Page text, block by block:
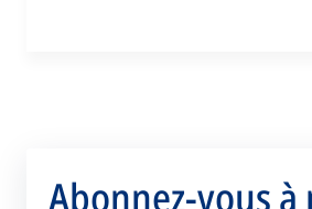
Abonnez-vous à